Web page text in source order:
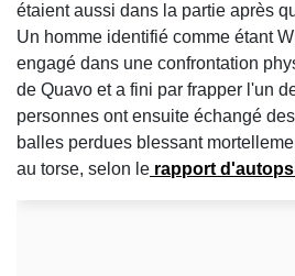
étaient aussi dans la partie après
Un homme identifié comme étant
engagé dans une confrontation
de Quavo et a fini par frapper l'un
personnes ont ensuite échangé
balles perdues blessant
au torse, selon le rapport